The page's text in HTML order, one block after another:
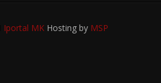
Iportal MK Hosting by MSP